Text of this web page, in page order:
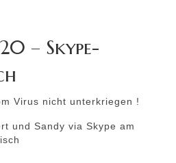
– Skype-
Virus nicht unterkriegen !
und Sandy via Skype am